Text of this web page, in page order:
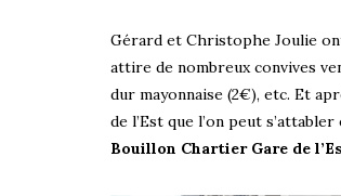
Gérard et Christophe Joulie
attire de nombreux convives
dur mayonnaise (2€), etc. Et
de l’Est que l’on peut
Bouillon Chartier Gare de